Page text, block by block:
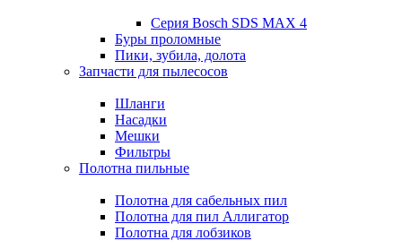
Серия Bosch SDS MAX 4
Буры проломные
Пики, зубила, долота
Запчасти для пылесосов
Шланги
Насадки
Мешки
Фильтры
Полотна пильные
Полотна для сабельных пил
Полотна для пил Аллигатор
Полотна для лобзиков